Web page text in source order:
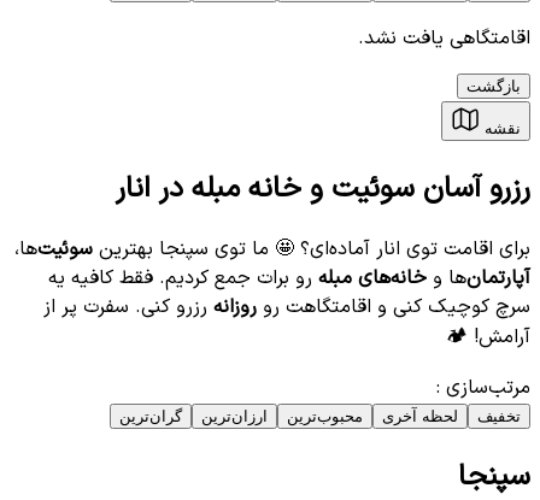
اقامتگاهی یافت نشد.
بازگشت
نقشه
رزرو آسان سوئیت و خانه مبله در انار
برای اقامت توی انار آماده‌ای؟ 🤩 ما توی سپنجا بهترین سوئیت‌ها،
آپارتمان‌ها و خانه‌های مبله رو برات جمع کردیم. فقط کافیه یه
سرچ کوچیک کنی و اقامتگاهت رو روزانه رزرو کنی. سفرت پر از
آرامش! 🏕️
مرتب‌سازی :
تخفیف لحظه آخری محبوب‌ترین ارزان‌ترین گران‌ترین
سپنجا